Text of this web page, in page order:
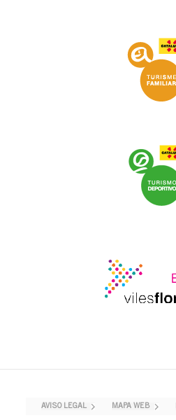
AVISO LEGAL MAPA WEB